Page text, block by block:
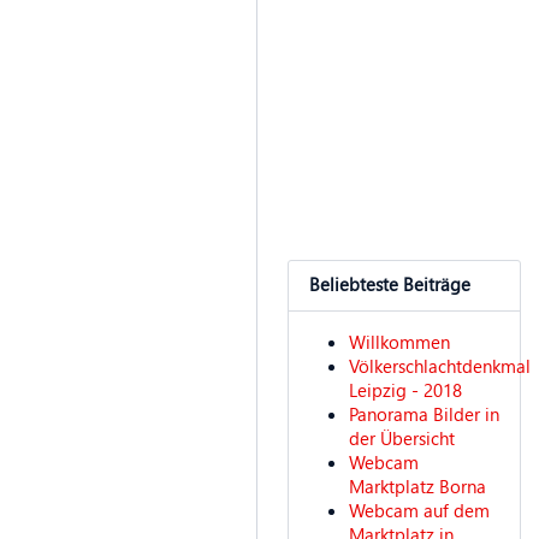
Beliebteste Beiträge
Willkommen
Völkerschlachtdenkmal
Leipzig - 2018
Panorama Bilder in
der Übersicht
Webcam
Marktplatz Borna
Webcam auf dem